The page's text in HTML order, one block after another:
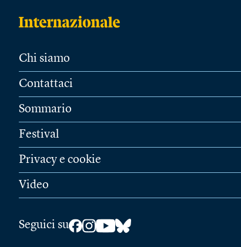
Chi siamo
Contattaci
Sommario
Festival
Privacy e cookie
Video
Seguici su